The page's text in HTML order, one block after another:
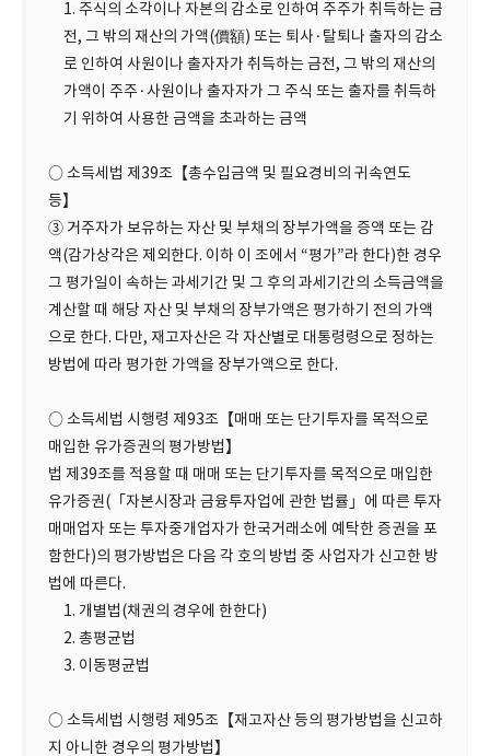
1. 주식의 소각이나 자본의 감소로 인하여 주주가 취득하는 금
전, 그 밖의 재산의 가액(價額) 또는 퇴사·탈퇴나 출자의 감소
로 인하여 사원이나 출자자가 취득하는 금전, 그 밖의 재산의
가액이 주주·사원이나 출자자가 그 주식 또는 출자를 취득하
기 위하여 사용한 금액을 초과하는 금액
○ 소득세법 제39조【총수입금액 및 필요경비의 귀속연도
등】
③ 거주자가 보유하는 자산 및 부채의 장부가액을 증액 또는 감
액(감가상각은 제외한다. 이하 이 조에서 “평가”라 한다)한 경우
그 평가일이 속하는 과세기간 및 그 후의 과세기간의 소득금액을
계산할 때 해당 자산 및 부채의 장부가액은 평가하기 전의 가액
으로 한다. 다만, 재고자산은 각 자산별로 대통령령으로 정하는
방법에 따라 평가한 가액을 장부가액으로 한다.
○ 소득세법 시행령 제93조【매매 또는 단기투자를 목적으로
매입한 유가증권의 평가방법】
법 제39조를 적용할 때 매매 또는 단기투자를 목적으로 매입한
유가증권(「자본시장과 금융투자업에 관한 법률」에 따른 투자
매매업자 또는 투자중개업자가 한국거래소에 예탁한 증권을 포
함한다)의 평가방법은 다음 각 호의 방법 중 사업자가 신고한 방
법에 따른다.
1. 개별법(채권의 경우에 한한다)
2. 총평균법
3. 이동평균법
○ 소득세법 시행령 제95조【재고자산 등의 평가방법을 신고하
지 아니한 경우의 평가방법】